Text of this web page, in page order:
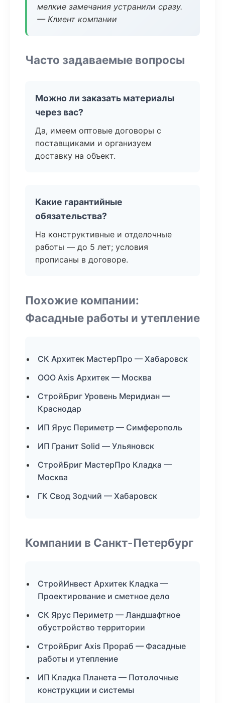
мелкие замечания устранили сразу.
— Клиент компании
Часто задаваемые вопросы
Можно ли заказать материалы
через вас?
Да, имеем оптовые договоры с
поставщиками и организуем
доставку на объект.
Какие гарантийные
обязательства?
На конструктивные и отделочные
работы — до 5 лет; условия
прописаны в договоре.
Похожие компании:
Фасадные работы и утепление
СК Архитек МастерПро — Хабаровск
ООО Axis Архитек — Москва
СтройБриг Уровень Меридиан —
Краснодар
ИП Ярус Периметр — Симферополь
ИП Гранит Solid — Ульяновск
СтройБриг МастерПро Кладка —
Москва
ГК Свод Зодчий — Хабаровск
Компании в Санкт-Петербург
СтройИнвест Архитек Кладка —
Проектирование и сметное дело
СК Ярус Периметр — Ландшафтное
обустройство территории
СтройБриг Axis Прораб — Фасадные
работы и утепление
ИП Кладка Планета — Потолочные
конструкции и системы